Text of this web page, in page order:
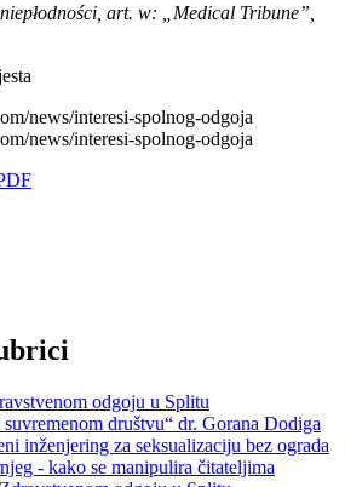
art. w: „Medical Tribune”,
news/interesi-spolnog-odgoja
news/interesi-spolnog-odgoja
odgoju u Splitu
društvu“ dr. Gorana Dodiga
inženjering za seksualizaciju bez ograda
- kako se manipulira čitateljima